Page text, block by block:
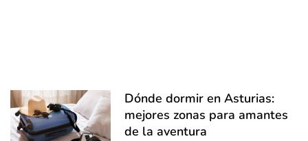
Dónde dormir en Asturias:
mejores zonas para amantes
de la aventura